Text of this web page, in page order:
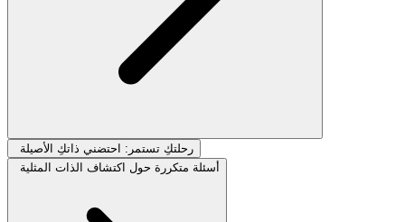
رحلتكِ تستمر: احتضني ذاتكِ الأصيلة
أسئلة متكررة حول اكتشاف الذات المثلية